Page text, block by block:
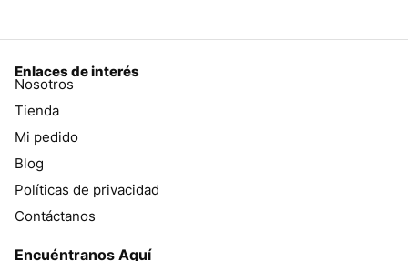
Enlaces de interés
Nosotros
Tienda
Mi pedido
Blog
Políticas de privacidad
Contáctanos
Encuéntranos Aquí